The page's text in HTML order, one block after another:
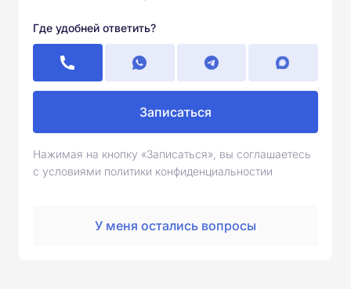
Где удобней ответить?
Записаться
Нажимая на кнопку «Записаться», вы соглашаетесь
с условиями политики конфиденциальностии
У меня остались вопросы